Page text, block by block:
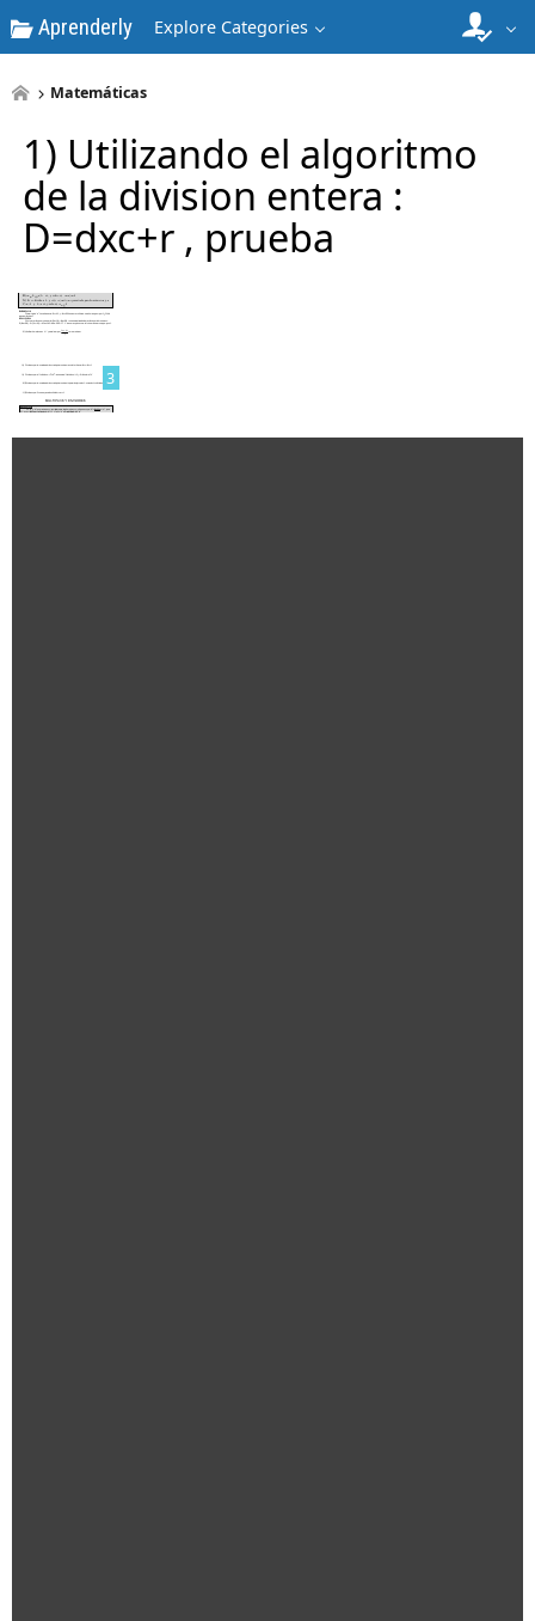
Aprenderly Explore Categories
Matemáticas
1) Utilizando el algoritmo
de la division entera :
D=dxc+r , prueba
3